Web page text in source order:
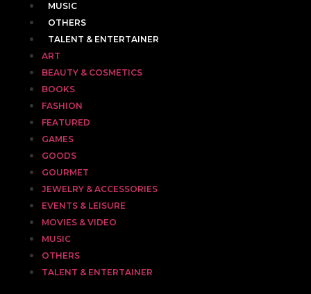
MUSIC
OTHERS
TALENT & ENTERTAINER
ART
BEAUTY & COSMETICS
BOOKS
FASHION
FEATURED
GAMES
GOODS
GOURMET
JEWELRY & ACCESSORIES
EVENTS & LEISURE
MOVIES & VIDEO
MUSIC
OTHERS
TALENT & ENTERTAINER